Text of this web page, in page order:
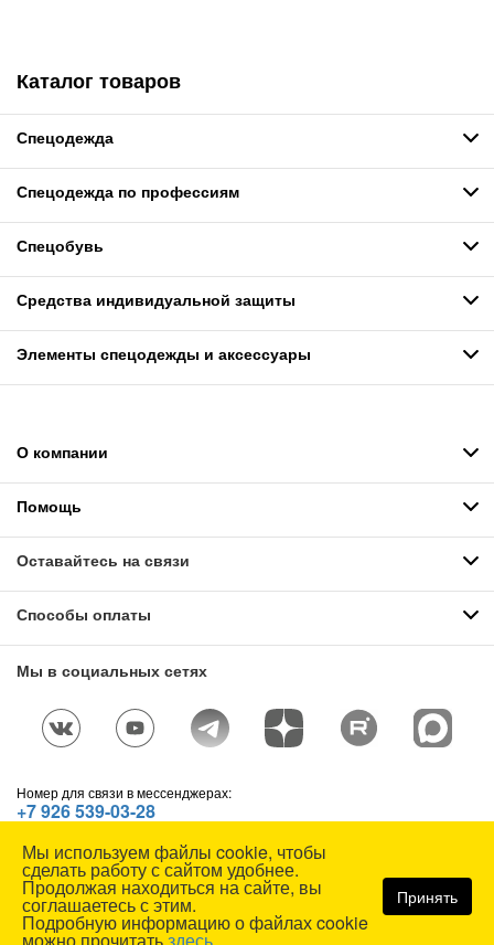
Каталог товаров
Спецодежда
Спецодежда по профессиям
Спецобувь
Средства индивидуальной защиты
Элементы спецодежды и аксессуары
О компании
Помощь
Оставайтесь на связи
Способы оплаты
Мы в социальных сетях
Номер для связи в мессенджерах:
+7 926 539-03-28
© СОЮЗСПЕЦОДЕЖДА, 1991—2026. Все права защищены.
Использование материалов сайта без разрешения запрещено.
Карта сайта
Мы используем файлы cookie, чтобы
сделать работу с сайтом удобнее.
Продолжая находиться на сайте, вы
соглашаетесь с этим.
Подробную информацию о файлах cookie
Принять